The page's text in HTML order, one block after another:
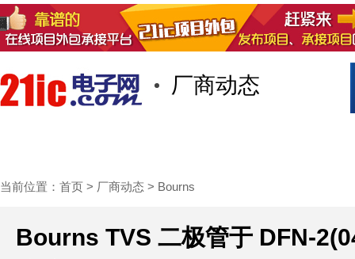
厂商动态
当前位置： 首页 > 厂商动态 > Bourns
Bourns TVS 二极管于 DFN-